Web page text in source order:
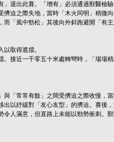
退出此賽。「增有」必須通過獸醫檢驗
迫之際失地，當時「木火同明」稍微
而「風中勁松」其後向外斜跑避開「有
取得遮擋。
。接近一千零五十米處轉彎時，「場場
「常常有餘」之間受擠迫之際收慢，
出以紓緩對「友心友型」的擠迫。賽後
人滿意，但直路上未能以勁勢衝刺。